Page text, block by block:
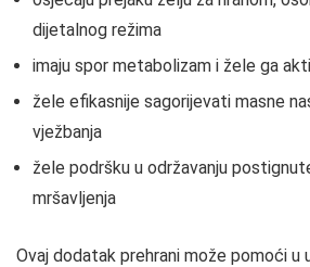
dijetalnog režima
imaju spor metabolizam i žele ga
žele efikasnije sagorijevati masne
vježbanja
žele podršku u održavanju
mršavljenja
Ovaj dodatak prehrani može pomoći u